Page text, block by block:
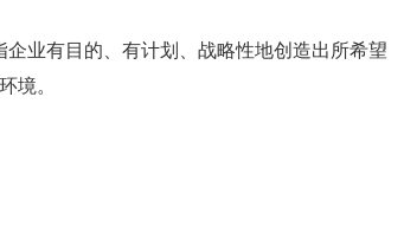
业有目的、有计划、战略性地创造出所希望
境。